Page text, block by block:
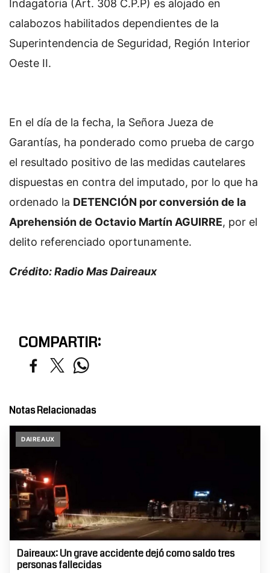
Indagatoria (Art. 308 C.P.P) es alojado en
calabozos habilitados dependientes de la
Superintendencia de Seguridad, Región Interior
Oeste II.
En el día de la fecha, la Señora Jueza de
Garantías, ha ponderado como prueba de cargo
el resultado positivo de las medidas cautelares
dispuestas en contra del imputado, por lo que ha
ordenado la DETENCIÓN por conversión de la
Aprehensión de Octavio Martín AGUIRRE, por el
delito referenciado oportunamente.
Crédito: Radio Mas Daireaux
COMPARTIR:
Notas Relacionadas
DAIREAUX
Daireaux: Un grave accidente dejó como saldo tres
personas fallecidas